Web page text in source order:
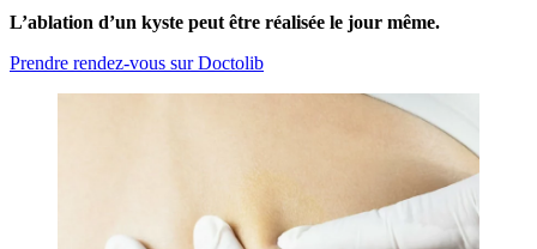
L’ablation d’un kyste peut être réalisée le jour même.
Prendre rendez-vous sur Doctolib